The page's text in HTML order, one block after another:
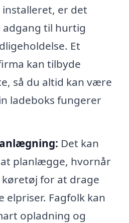
er det
til hurtig
Et
kan tilbyde
så du altid kan være
ladeboks fungerer
Det kan
planlægge, hvornår
for at drage
elpriser. Fagfolk kan
opladning og